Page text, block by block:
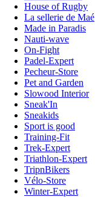
House of Rugby
La sellerie de Maé
Made in Paradis
Nauti-wave
On-Fight
Padel-Expert
Pecheur-Store
Pet and Garden
Slowood Interior
Sneak'In
Sneakids
Sport is good
Training-Fit
Trek-Expert
Triathlon-Expert
TripnBikers
Vélo-Store
Winter-Expert